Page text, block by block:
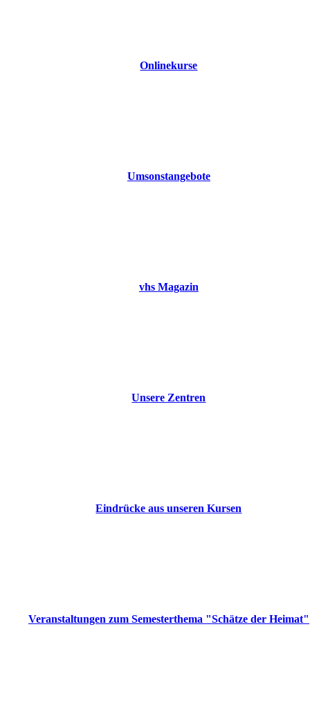
Onlinekurse
Umsonstangebote
vhs Magazin
Unsere Zentren
Eindrücke aus unseren Kursen
Veranstaltungen zum Semesterthema "Schätze der Heimat"